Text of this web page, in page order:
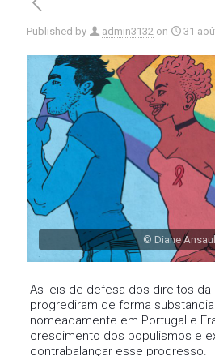
Published by admin3132 on 31
© Diane
As leis de defesa dos direitos da
progrediram de forma
nomeadamente em Portugal e
crescimento dos populismos e
contrabalançar esse progresso.